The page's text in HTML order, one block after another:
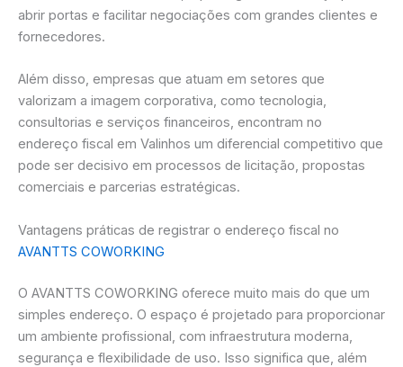
abrir portas e facilitar negociações com grandes clientes e
fornecedores.
Além disso, empresas que atuam em setores que
valorizam a imagem corporativa, como tecnologia,
consultorias e serviços financeiros, encontram no
endereço fiscal em Valinhos um diferencial competitivo que
pode ser decisivo em processos de licitação, propostas
comerciais e parcerias estratégicas.
Vantagens práticas de registrar o endereço fiscal no
AVANTTS COWORKING
O AVANTTS COWORKING oferece muito mais do que um
simples endereço. O espaço é projetado para proporcionar
um ambiente profissional, com infraestrutura moderna,
segurança e flexibilidade de uso. Isso significa que, além